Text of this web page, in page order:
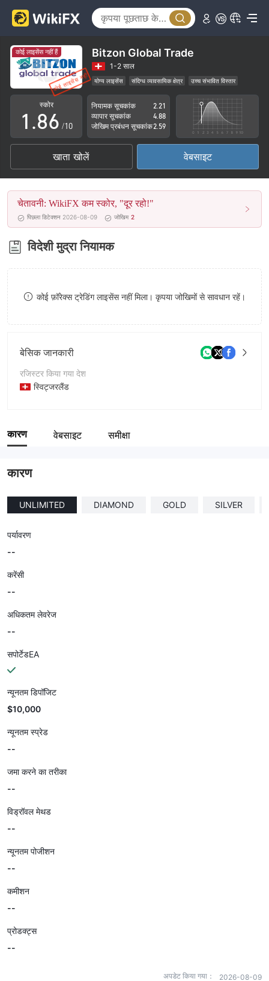
कोई लाइसेंस नहीं हैं Bitzon Global Trade
1-2 साल
योग्य लाइसेंस संदिग्ध व्यावसायिक क्षेत्र उच्च संभावित विस्तार
स्कोर
0
1
2
3
4
5
6
7
8
.
4
5
6
7
8
9
2
3
4
5
6
7
8
9
/10
नियामक सूचकांक
2.21
व्यापार सूचकांक
4.88
जोखिम प्रबंधन सूचकांक2.59
खाता खोलें वेबसाइट
चेतावनी: WikiFX कम स्कोर, "दूर रहो!"
पिछला डिटेक्शन 2026-08-09 जोखिम 2
विदेशी मुद्रा नियामक
कोई फ़ॉरेक्स ट्रेडिंग लाइसेंस नहीं मिला। कृपया जोखिमों से सावधान रहें।
बेसिक जानकारी
रजिस्टर किया गया देश
स्विट्जरलैंड
कंपनी का नाम
कारण वेबसाइट समीक्षा
कारण
UNLIMITED DIAMOND GOLD SILVER
पर्यावरण
--
करेंसी
--
अधिकतम लेवरेज
--
सपोर्टेडEA
न्यूनतम डिपॉजिट
$10,000
न्यूनतम स्प्रेड
--
जमा करने का तरीका
--
विड्रॉवल मेथड
--
न्यूनतम पोजीशन
--
कमीशन
--
प्रोडक्ट्स
--
अपडेट किया गया： 2026-08-09